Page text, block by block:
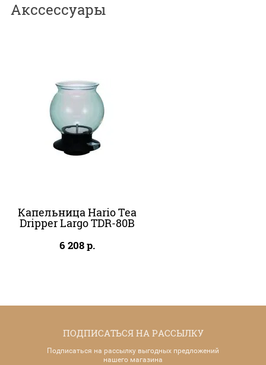
Акссессуары
Капельница Hario Tea
Dripper Largo TDR-80B
6 208р.
ПОДПИСАТЬСЯ НА РАССЫЛКУ
Подписаться на рассылку выгодных предложений
нашего магазина